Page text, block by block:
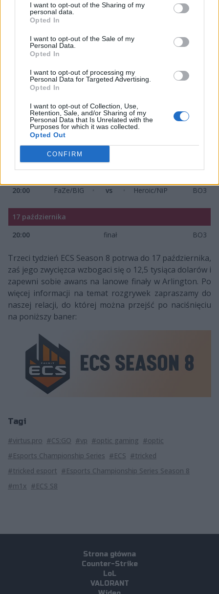
I want to opt-out of the Sharing of my
personal data.
Opted In
I want to opt-out of the Sale of my
Personal Data.
Opted In
I want to opt-out of processing my
Personal Data for Targeted Advertising.
Opted In
I want to opt-out of Collection, Use,
Retention, Sale, and/or Sharing of my
Personal Data that Is Unrelated with the
Purposes for which it was collected.
Opted Out
CONFIRM
14 października
Virtus.pro
FaZe Clan vs
15 października
20:00
mouz/m1x vs Virtus.pro/Tricked BO3
16 października
20:00
FaZe/BIG vs Heroic/NiP BO3
17 października
20:00
finał BO3
Trzeci tydzień ECS Season 8 potrwa do 17 października,
zaś jego zwycięzca wzbogaci się o 12,5 tysiąca dolarów i
zapewni sobie awans na lanowe finały w Arlington. Po
więcej informacji na temat rozgrywek zapraszamy do
naszej relacji, do której można przejść po naciśnięciu
na poniższy baner:
Tagi
#virtus.pro #CS:GO #vp #optic gaming #optic
#Esports Championship Series #ECS #tricked
#tricked esport #Esports Championship Series Season 8
#m1x #ECS S8
Strona główna
Counter-Strike
LoL
VALORANT